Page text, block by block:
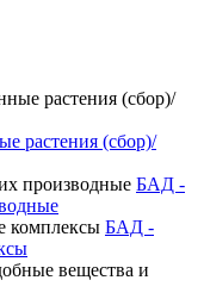
растения (сбор)/
БАД -
БАД -